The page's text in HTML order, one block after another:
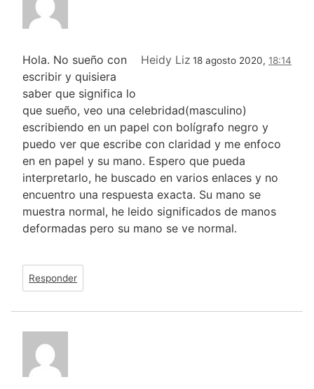
Heidy Liz 18 agosto 2020, 18:14
Hola. No sueño con
escribir y quisiera
saber que significa lo
que sueño, veo una celebridad(masculino)
escribiendo en un papel con bolígrafo negro y
puedo ver que escribe con claridad y me enfoco
en en papel y su mano. Espero que pueda
interpretarlo, he buscado en varios enlaces y no
encuentro una respuesta exacta. Su mano se
muestra normal, he leido significados de manos
deformadas pero su mano se ve normal.
Responder